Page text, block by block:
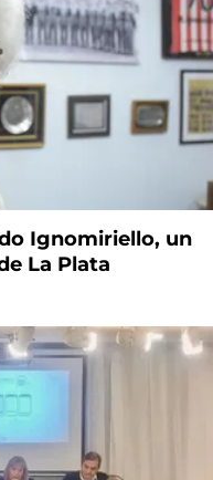
Ignomiriello, un
La Plata